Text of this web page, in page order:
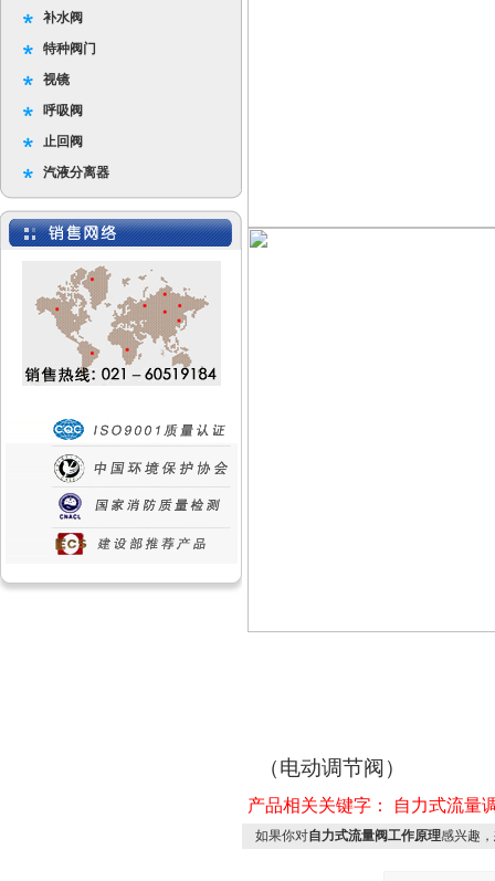
补水阀
特种阀门
视镜
呼吸阀
止回阀
汽液分离器
（电动调节阀）
产品相关关键字： 自力式流量
如果你对自力式流量阀工作原理感兴趣